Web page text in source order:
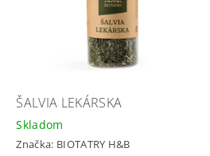
ŠALVIA LEKÁRSKA
Skladom
Značka: BIOTATRY H&B